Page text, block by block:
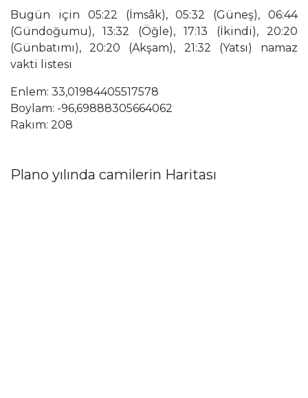
Bugün için 05:22 (İmsâk), 05:32 (Güneş), 06:44
(Gündoğumu), 13:32 (Öğle), 17:13 (İkindi), 20:20
(Günbatımı), 20:20 (Akşam), 21:32 (Yatsı) namaz
vakti listesi
Enlem: 33,01984405517578
Boylam: -96,69888305664062
Rakım: 208
Plano yılında camilerin Haritası